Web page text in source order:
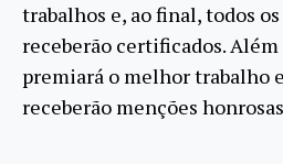
trabalhos e, ao final, todos
receberão certificados.
premiará o melhor trabalho
receberão menções